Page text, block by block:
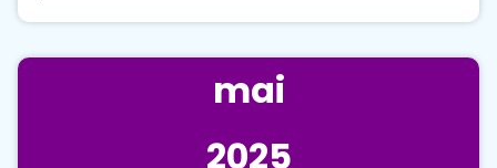
mai
2025